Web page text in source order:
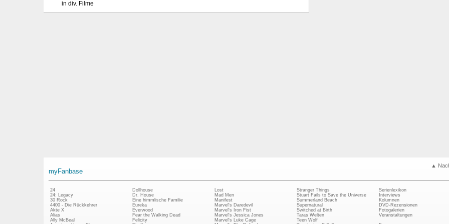
in div. Filme
▲
myFanbase
24
24: Legacy
30 Rock
4400 - Die Rückkehrer
Akte X
Alias
Ally McBeal
Dollhouse
Dr. House
Eine himmlische Familie
Eureka
Everwood
Fear the Walking Dead
Felicity
Lost
Mad Men
Manifest
Marvel's Daredevil
Marvel's Iron Fist
Marvel's Jessica Jones
Marvel's Luke Cage
Stranger Things
Stuart Fails to Save the Universe
Summerland Beach
Supernatural
Switched at Birth
Taras Welten
Teen Wolf
Serienlexikon
Interviews
Kolumnen
DVD-Rezensionen
Fotogalerien
Veranstaltungen